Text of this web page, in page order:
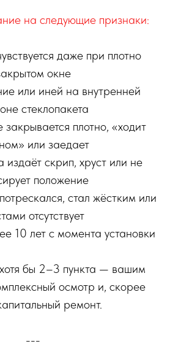
на следующие признаки:
даже при плотно
окне
или иней на внутренней
стеклопакета
плотно, «ходит
или заедает
скрип, хруст или не
положение
стал жёстким или
отсутствует
лет с момента установки
бы 2–3 пункта — вашим
осмотр и, скорее
ремонт.
---